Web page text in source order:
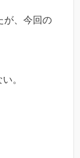
が、今回の
。